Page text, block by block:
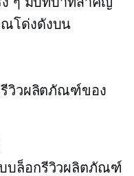
โด่งดังบน
รีวิวผลิตภัณฑ์ของ
บล็อกรีวิวผลิตภัณฑ์